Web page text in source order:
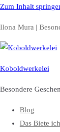
Zum Inhalt
Ilona Mura |
Koboldwerkelei
Besondere
Blog
Das Biete ich